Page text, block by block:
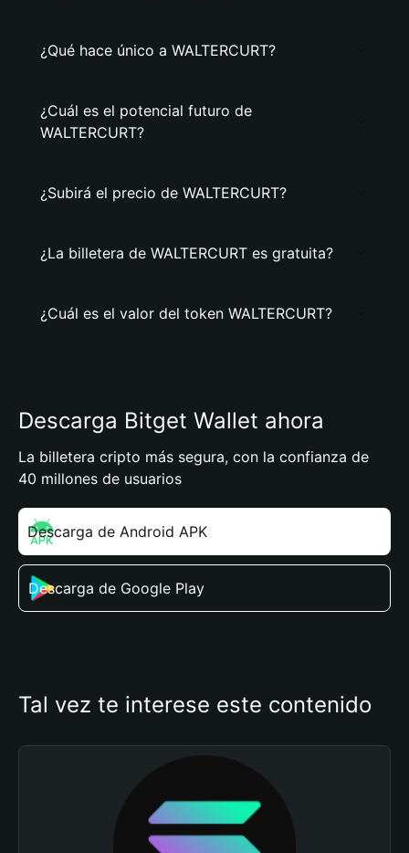
¿Qué hace único a WALTERCURT?
¿Cuál es el potencial futuro de
WALTERCURT?
¿Subirá el precio de WALTERCURT?
¿La billetera de WALTERCURT es gratuita?
¿Cuál es el valor del token WALTERCURT?
Descarga Bitget Wallet ahora
La billetera cripto más segura, con la confianza de
40 millones de usuarios
Descarga de Android APK
Descarga de Google Play
Tal vez te interese este contenido